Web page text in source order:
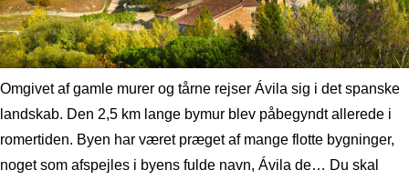
Omgivet af gamle murer og tårne rejser Ávila sig i det spanske
landskab. Den 2,5 km lange bymur blev påbegyndt allerede i
romertiden. Byen har været præget af mange flotte bygninger,
noget som afspejles i byens fulde navn, Ávila de… Du skal